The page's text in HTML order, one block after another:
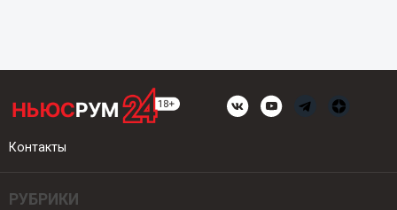
Контакты
РУБРИКИ